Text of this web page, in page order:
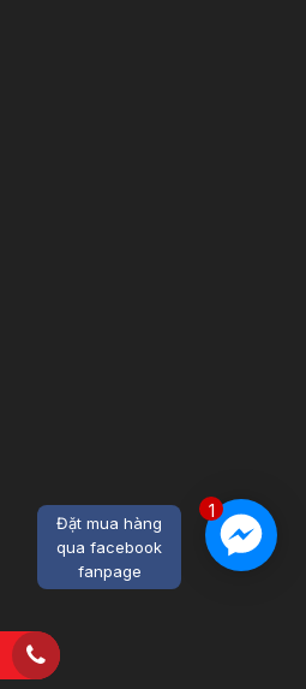
1
Đặt mua hàng
qua facebook
fanpage